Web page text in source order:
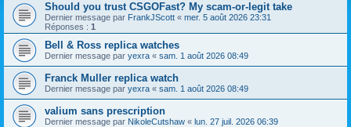
Should you trust CSGOFast? My scam-or-legit take
Dernier message par FrankJScott « mer. 5 août 2026 23:31
Réponses : 1
Bell & Ross replica watches
Dernier message par yexra « sam. 1 août 2026 08:49
Franck Muller replica watch
Dernier message par yexra « sam. 1 août 2026 08:49
valium sans prescription
Dernier message par NikoleCutshaw « lun. 27 juil. 2026 06:39